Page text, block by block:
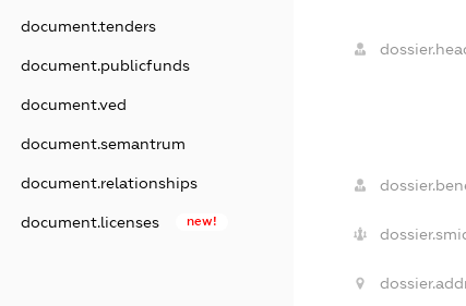
document.tenders
document.publicfunds
document.ved
document.semantrum
document.relationships
document.licenses new!